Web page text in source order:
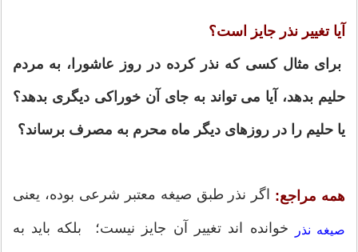
آیا تغییر نذر جایز است؟
براى مثال کسى که نذر کرده در روز عاشورا، به مردم
حلیم بدهد، آیا مى ‏تواند به جاى آن خوراکى دیگرى بدهد؟
یا حلیم را در روزهاى دیگر ماه محرم به مصرف برساند؟
همه مراجع: اگر نذر طبق صیغه معتبر شرعى بوده، یعنی
صیغه نذر خوانده اند تغییر آن جایز نیست؛ بلکه باید به